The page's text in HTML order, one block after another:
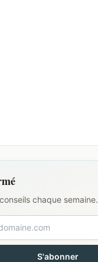
chaque semaine.
S'abonner